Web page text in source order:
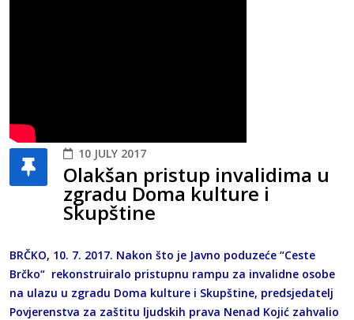
10 JULY 2017
Olakšan pristup invalidima u
zgradu Doma kulture i
Skupštine
BRČKO, 10. 7. 2017. Nakon što je Javno poduzeće “Ceste
Brčko“ rekonstruiralo pristupnu rampu za invalidne osobe
na ulazu u zgradu Doma kulture i Skupštine, predsjedatelj
Povjerenstva za zaštitu ljudskih prava Nenad Kojić zahvalio